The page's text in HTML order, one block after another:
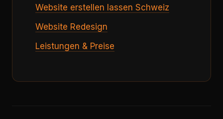
Website erstellen lassen Schweiz
Website Redesign
Leistungen & Preise